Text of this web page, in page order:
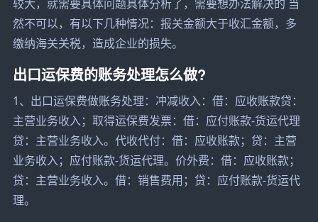
较大，就需要具体问题具体分析了，需要想办法解决的 当
然不可以，有以下几种情况：报关金额大于收汇金额，多
缴纳海关关税，造成企业的损失。
出口运保费的账务处理怎么做?
1、出口运保费做账务处理：冲减收入：借：应收账款贷：
主营业务收入；取得运保费发票：借：应付账款-货运代理
贷：主营业务收入。代收代付：借：应收账款；贷：主营
业务收入；应付账款-货运代理。价外费：借：应收账款；
贷：主营业务收入。借：销售费用；贷：应付账款-货运代
理。